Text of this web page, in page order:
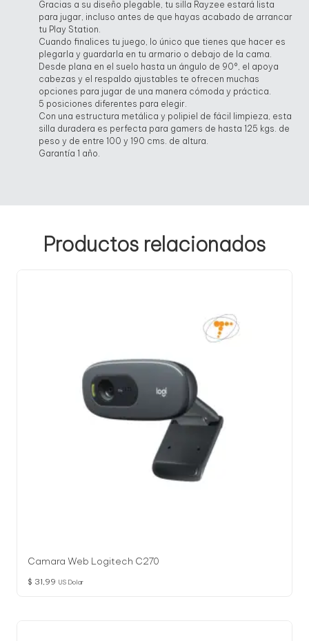
Gracias a su diseño plegable, tu silla Rayzee estará lista
para jugar, incluso antes de que hayas acabado de arrancar
tu Play Station.
Cuando finalices tu juego, lo único que tienes que hacer es
plegarla y guardarla en tu armario o debajo de la cama.
Desde plana en el suelo hasta un ángulo de 90°, el apoya
cabezas y el respaldo ajustables te ofrecen muchas
opciones para jugar de una manera cómoda y práctica.
5 posiciones diferentes para elegir.
Con una estructura metálica y polipiel de fácil limpieza, esta
silla duradera es perfecta para gamers de hasta 125 kgs. de
peso y de entre 100 y 190 cms. de altura.
Garantía 1 año.
Productos relacionados
Camara Web Logitech C270
$ 31,99 US Dolar